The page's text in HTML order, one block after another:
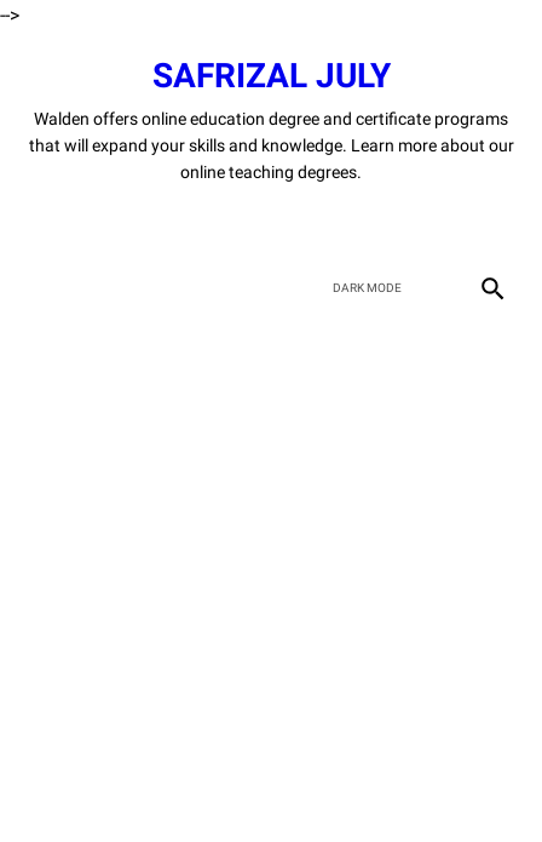
-->
SAFRIZAL JULY
Walden offers online education degree and certificate programs
that will expand your skills and knowledge. Learn more about our
online teaching degrees.